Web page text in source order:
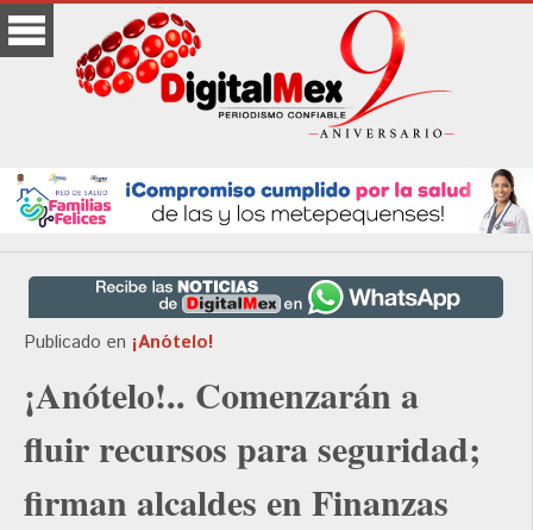
Publicado en ¡Anótelo!
¡Anótelo!.. Comenzarán a
fluir recursos para seguridad;
firman alcaldes en Finanzas